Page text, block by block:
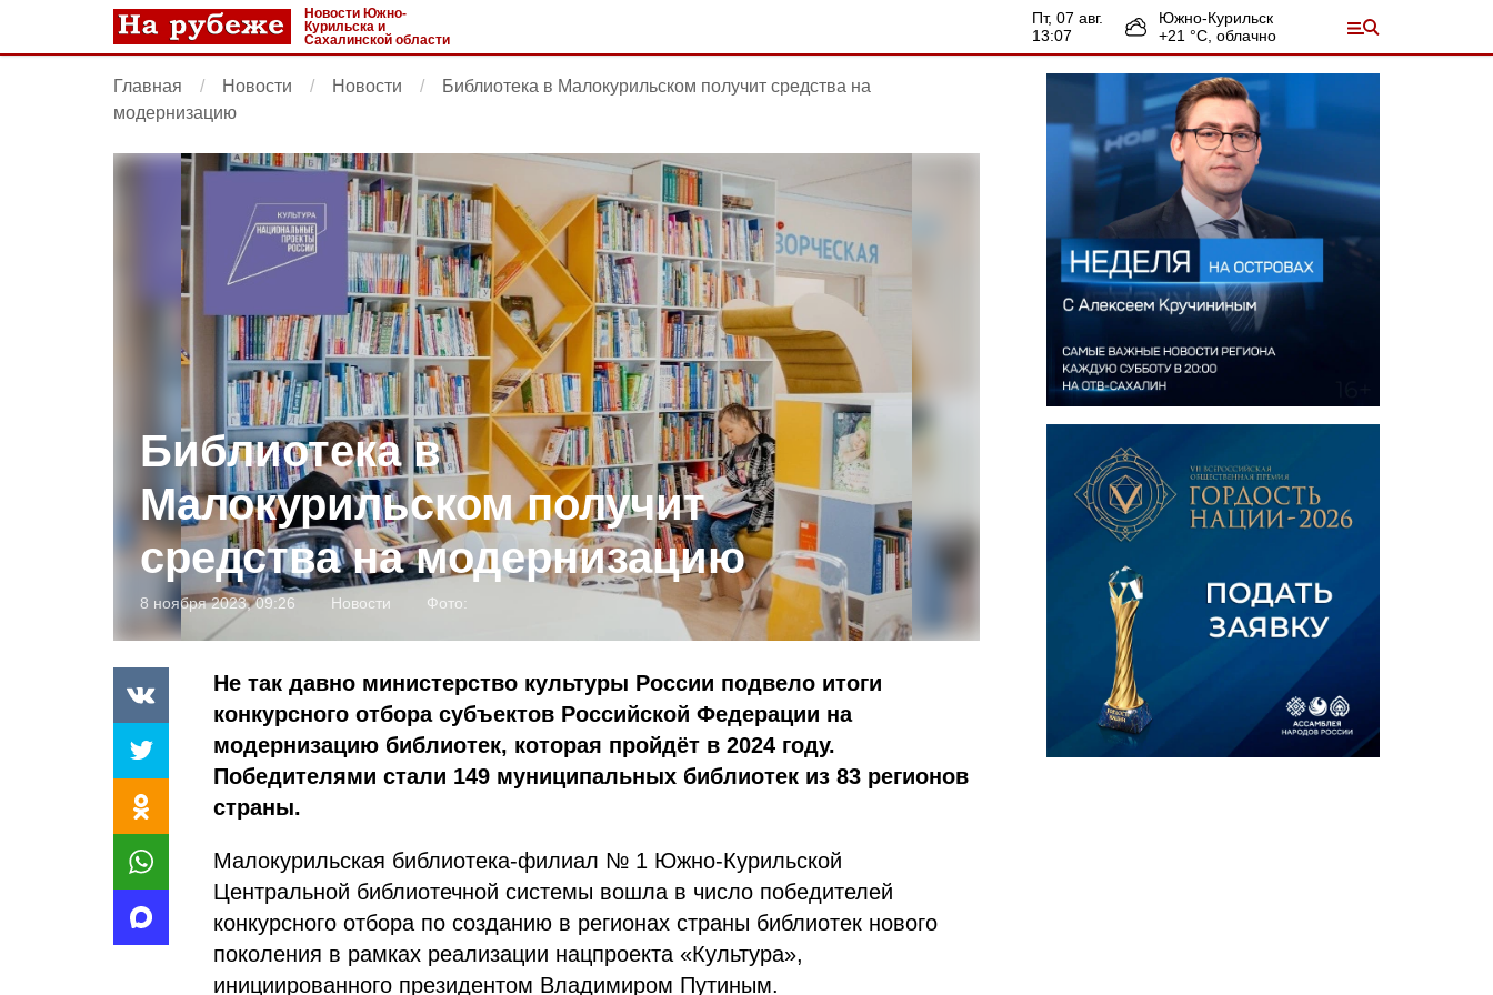
Новости Южно-
Курильска и
Сахалинской области
пт, 07 авг.
13:07
Южно-Курильск
+21 °С, облачно
Главная Новости Новости
Библиотека в Малокурильском получит средства на
модернизацию
Библиотека в
Малокурильском получит
средства на модернизацию
8 ноября 2023, 09:26 Новости Фото:
Не так давно министерство культуры России подвело итоги
конкурсного отбора субъектов Российской Федерации на
модернизацию библиотек, которая пройдёт в 2024 году.
Победителями стали 149 муниципальных библиотек из 83 регионов
страны.
Малокурильская библиотека-филиал № 1 Южно-Курильской
Центральной библиотечной системы вошла в число победителей
конкурсного отбора по созданию в регионах страны библиотек нового
поколения в рамках реализации нацпроекта «Культура»,
инициированного президентом Владимиром Путиным.